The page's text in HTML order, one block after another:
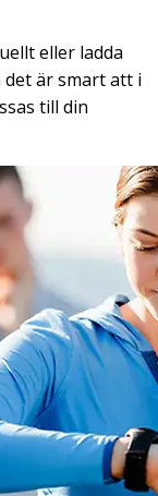
eller ladda
är smart att i
till din